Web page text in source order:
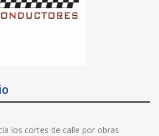
los cortes de calle por obras